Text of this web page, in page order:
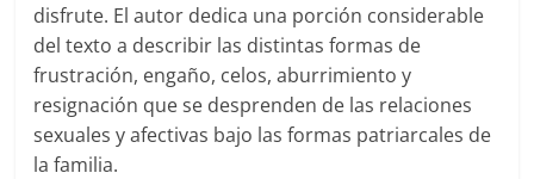
disfrute. El autor dedica una porción considerable
del texto a describir las distintas formas de
frustración, engaño, celos, aburrimiento y
resignación que se desprenden de las relaciones
sexuales y afectivas bajo las formas patriarcales de
la familia.